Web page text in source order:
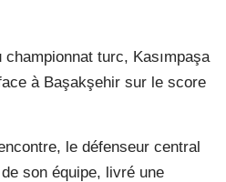
championnat turc, Kasımpaşa
à Başakşehir sur le score
le défenseur central
son équipe, livré une